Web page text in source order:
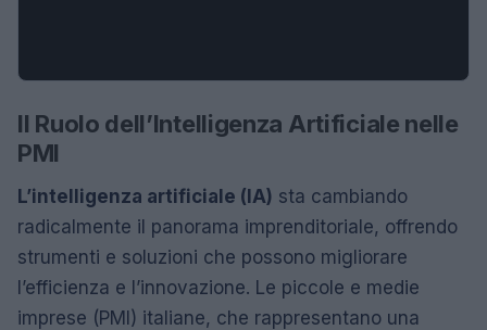
Il Ruolo dell’Intelligenza Artificiale nelle
PMI
L’intelligenza artificiale (IA) sta cambiando
radicalmente il panorama imprenditoriale, offrendo
strumenti e soluzioni che possono migliorare
l’efficienza e l’innovazione. Le piccole e medie
imprese (PMI) italiane, che rappresentano una